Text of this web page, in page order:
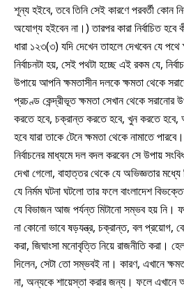
শূন্য হইবে, তবে তিনি সেই কারণে পরবর্তী কোন
অযোগ্য হইবেন না।) তারপর কারা নির্বাচিত হবে
ধারা ১২৩(৩) যদি দেখেন তাহলে দেখবেন যে পথে
নির্বাচনটা হয়, সেই পথটা হচ্ছে এই রকম যে,
উপায়ে আপনি ক্ষমতাসীন দলকে ক্ষমতা থেকে
প্রচণ্ড কেন্দ্রীভূত ক্ষমতা সেখান থেকে সরানোর
করতে হবে, চক্রান্ত করতে হবে, খুন করতে হবে,
হবে যারা তাকে টেনে ক্ষমতা থেকে নামাতে
নির্বাচনের মাধ্যমে দল বদল করবেন সে উপায়
দেখা গেলো, বাহাত্তর থেকে যে অভিজ্ঞতার
যে নির্মম ঘটনা ঘটলো তার ফলে বাংলাদেশ
যে বিভাজন আজ পর্যন্ত মিটানো সম্ভব হয় নি।
না কোনো ভাবে ষড়যন্ত্র, চক্রান্ত, বল প্রয়োগ,
করা, জিঘাংসা মনোবৃত্তি নিয়ে রাজনীতি করা।
দিলেন, সেটা তো সম্ভবই না। কারণ, এখানে
না, অন্যকে শায়েস্তা করার জন্য। ফলে এখানে